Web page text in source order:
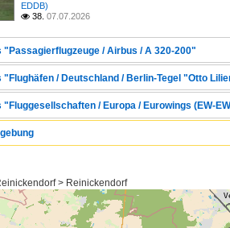
EDDB)
 38. 07.07.2026
"Passagierflugzeuge / Airbus / A 320-200"
"Flughäfen / Deutschland / Berlin-Tegel "Otto
"Fluggesellschaften / Europa / Eurowings (EW-
> Reinickendorf